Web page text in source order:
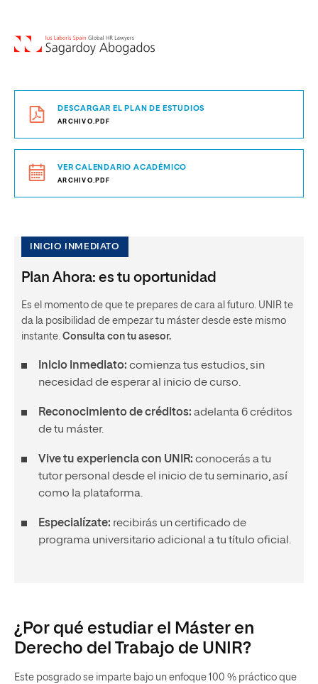
DESCARGAR EL PLAN DE ESTUDIOS
ARCHIVO.PDF
VER CALENDARIO ACADÉMICO
ARCHIVO.PDF
INICIO INMEDIATO
Plan Ahora: es tu oportunidad
Es el momento de que te prepares de cara al futuro. UNIR te
da la posibilidad de empezar tu máster desde este mismo
instante. Consulta con tu asesor.
Inicio inmediato: comienza tus estudios, sin
necesidad de esperar al inicio de curso.
Reconocimiento de créditos: adelanta 6 créditos
de tu máster.
Vive tu experiencia con UNIR: conocerás a tu
tutor personal desde el inicio de tu seminario, así
como la plataforma.
Especialízate: recibirás un certificado de
programa universitario adicional a tu título oficial.
¿Por qué estudiar el Máster en
Derecho del Trabajo de UNIR?
Este posgrado se imparte bajo un enfoque 100 % práctico que